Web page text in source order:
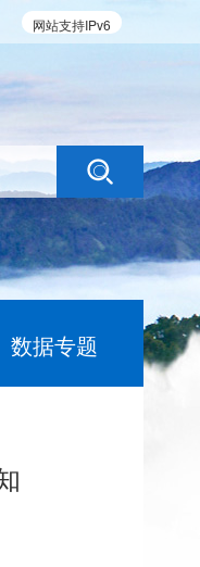
网站支持IPv6
数据专题